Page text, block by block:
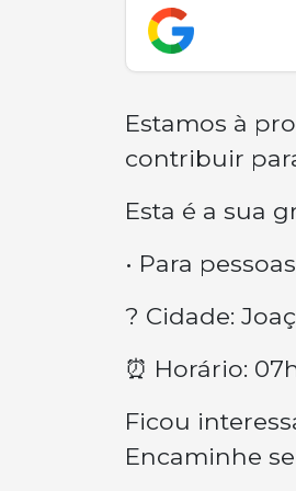
Estamos à
contribuir
Esta é a sua
• Para
? Cidade:
⏰ Horário:
Ficou
Encaminhe